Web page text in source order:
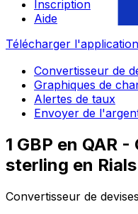
Inscription
Aide
Télécharger l'application
Convertisseur de
Graphiques de
Alertes de taux
Envoyer de
1 GBP en QAR
sterling en
Convertisseur de